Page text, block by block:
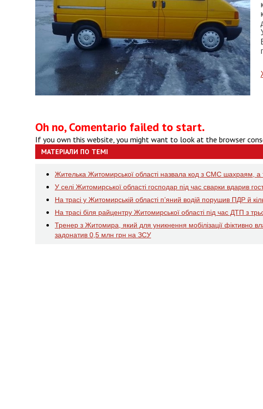
Oh no, Comentario failed to start.
If you own this website, you might want to look at the browser
МАТЕРІАЛИ ПО ТЕМІ
Жителька Житомирської області назвала код з СМС шахраям, а
У селі Житомирської області господар під час сварки вдарив
На трасі у Житомирській області п’яний водій порушив ПДР й
На трасі біля райцентру Житомирської області під час ДТП з
Тренер з Житомира, який для уникнення мобілізації фіктивно
задонатив 0,5 млн грн на ЗСУ